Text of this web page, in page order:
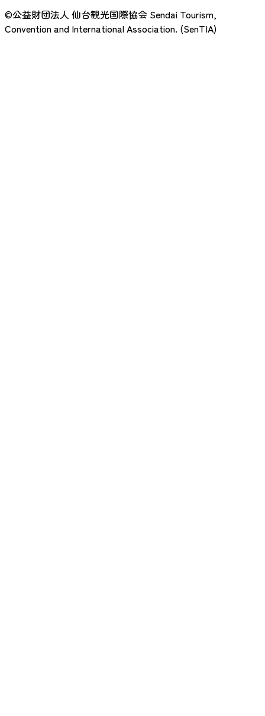
©公益財団法人 仙台観光国際協会 Sendai Tourism,
Convention and International Association. (SenTIA)